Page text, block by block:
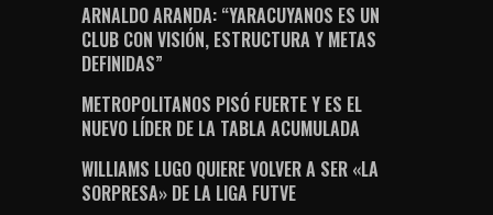
ARNALDO ARANDA: “YARACUYANOS ES UN
CLUB CON VISIÓN, ESTRUCTURA Y METAS
DEFINIDAS”
METROPOLITANOS PISÓ FUERTE Y ES EL
NUEVO LÍDER DE LA TABLA ACUMULADA
WILLIAMS LUGO QUIERE VOLVER A SER «LA
SORPRESA» DE LA LIGA FUTVE